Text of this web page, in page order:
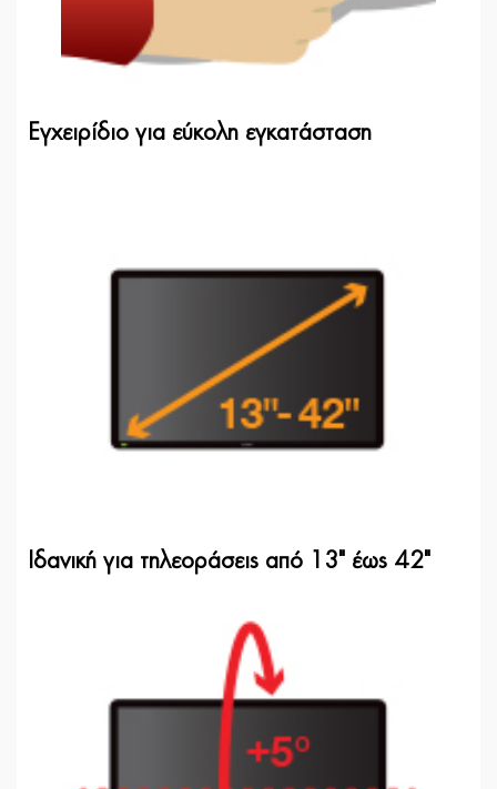
Εγχειρίδιο για εύκολη εγκατάσταση
Ιδανική για τηλεοράσεις από 13" έως 42"